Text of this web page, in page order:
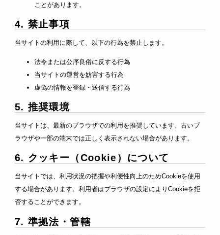
ことがあります。
4. 禁止事項
当サイトの利用に際して、以下の行為を禁止します。
法令または公序良俗に反する行為
当サイトの運営を妨害する行為
虚偽の情報を登録・送信する行為
5. 推奨環境
当サイトは、最新のブラウザでの利用を推奨しています。古いブ
ラウザや一部の端末では正しく表示されない場合があります。
6. クッキー（Cookie）について
当サイトでは、利用状況の把握や利便性向上のためCookieを使用
する場合があります。利用者はブラウザの設定によりCookieを拒
否することができます。
7. 準拠法・管轄